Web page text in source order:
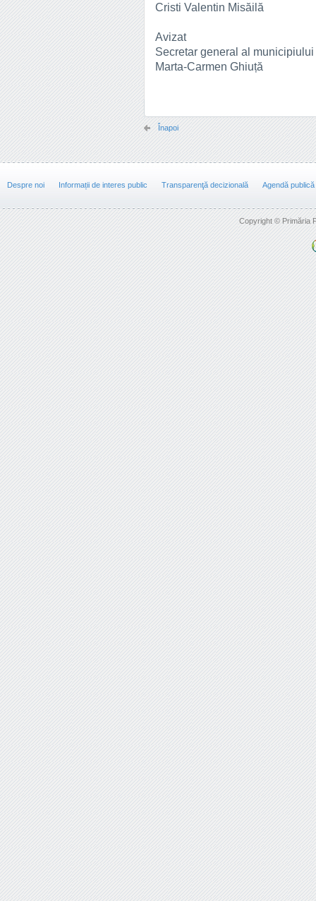
Cristi Valentin Misăilă
Avizat
Secretar general al
Marta-Carmen Ghiuță
Înapoi
Despre noi Informații de interes public Transparenţă decizională Agendă publică
Copyright © Primăria